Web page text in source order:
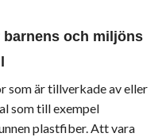
och miljöns
som är tillverkade av eller
som till exempel
plastfiber. Att vara